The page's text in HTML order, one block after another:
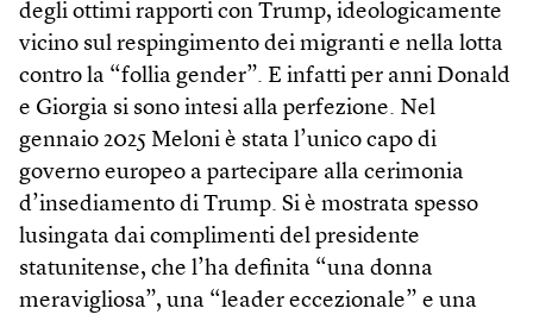
degli ottimi rapporti con Trump, ideologicamente
vicino sul respingimento dei migranti e nella lotta
contro la “follia gender”. E infatti per anni Donald
e Giorgia si sono intesi alla perfezione. Nel
gennaio 2025 Meloni è stata l’unico capo di
governo europeo a partecipare alla cerimonia
d’insediamento di Trump. Si è mostrata spesso
lusingata dai complimenti del presidente
statunitense, che l’ha definita “una donna
meravigliosa”, una “leader eccezionale” e una